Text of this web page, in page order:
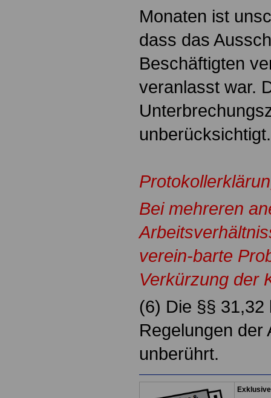
Monaten ist
dass das
Beschäftigten
veranlasst war.
unberücksichtigt.
Bei mehreren
verein-barte
Verkürzung der
(6) Die §§ 31,32
Regelungen der
unberührt.